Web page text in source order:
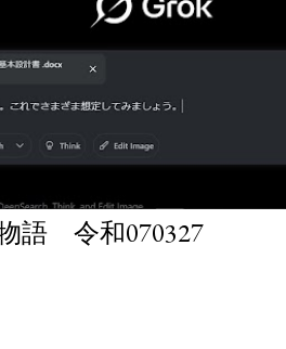
語 令和070327